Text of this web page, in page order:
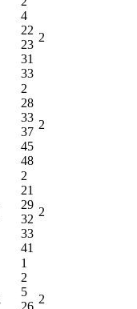
4
22
23
31
33
2
2
28
33
37
45
48
2
2
21
29
32
33
41
2
1
2
5
26
2